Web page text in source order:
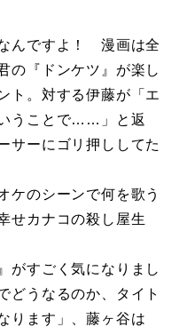
んですよ！ 漫画は全
の『ドンケツ』が楽し
ト。対する伊藤が「エ
うことで……」と返
サーにゴリ押ししてた
ケのシーンで何を歌う
せカナコの殺し屋生
がすごく気になりまし
どうなるのか、タイト
ります」、藤ヶ谷は